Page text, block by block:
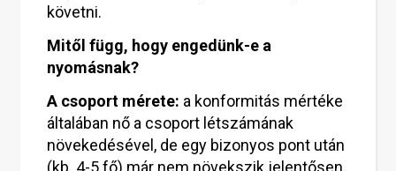
követni.
Mitől függ, hogy engedünk-e a
nyomásnak?
A csoport mérete: a konformitás mértéke
általában nő a csoport létszámának
növekedésével, de egy bizonyos pont után
(kb. 4-5 fő) már nem növekszik jelentősen.